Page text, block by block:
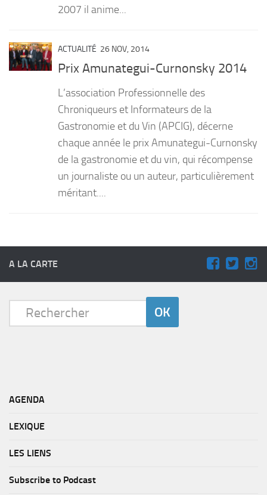
2007 il anime...
ACTUALITÉ 26 NOV, 2014
Prix Amunategui-Curnonsky 2014
L’association Professionnelle des
Chroniqueurs et Informateurs de la
Gastronomie et du Vin (APCIG), décerne
chaque année le prix Amunategui-Curnonsky
de la gastronomie et du vin, qui récompense
un journaliste ou un auteur, particulièrement
méritant....
A LA CARTE
AGENDA
LEXIQUE
LES LIENS
Subscribe to Podcast